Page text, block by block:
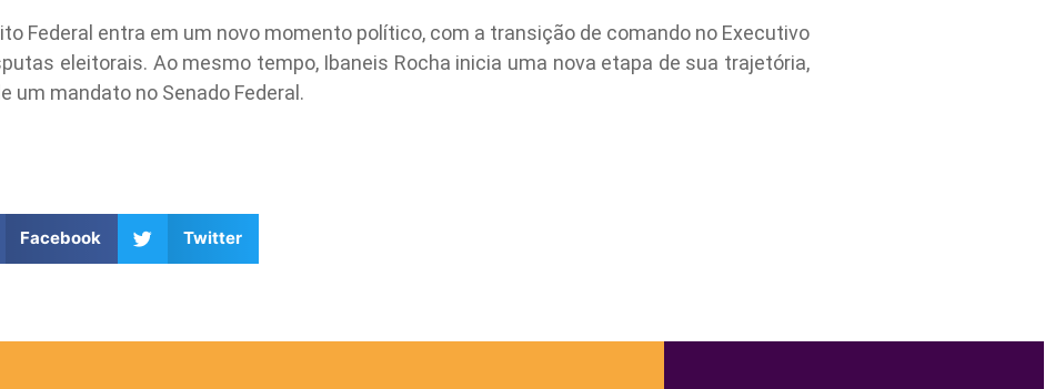
Federal entra em um novo momento político, com a transição de comando no Executivo
eleitorais. Ao mesmo tempo, Ibaneis Rocha inicia uma nova etapa de sua trajetória,
um mandato no Senado Federal.
Facebook Twitter